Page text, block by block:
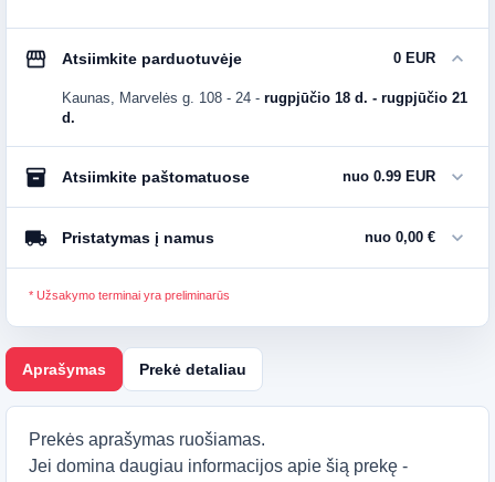
storefront Atsiimkite parduotuvėje 0 EUR expand_more
Kaunas, Marvelės g. 108 - 24 - rugpjūčio 18 d. - rugpjūčio 21
d.
inventory_2Atsiimkite paštomatuose nuo 0.99 EUR expand_more
local_shipping Pristatymas į namus nuo 0,00 € expand_more
* Užsakymo terminai yra preliminarūs
Aprašymas Prekė detaliau
Prekės aprašymas ruošiamas.
Jei domina daugiau informacijos apie šią prekę -